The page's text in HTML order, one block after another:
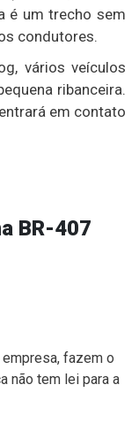
é um trecho sem
condutores.
vários veículos
ribanceira.
em contato
BR-407
fazem o
não tem lei para a